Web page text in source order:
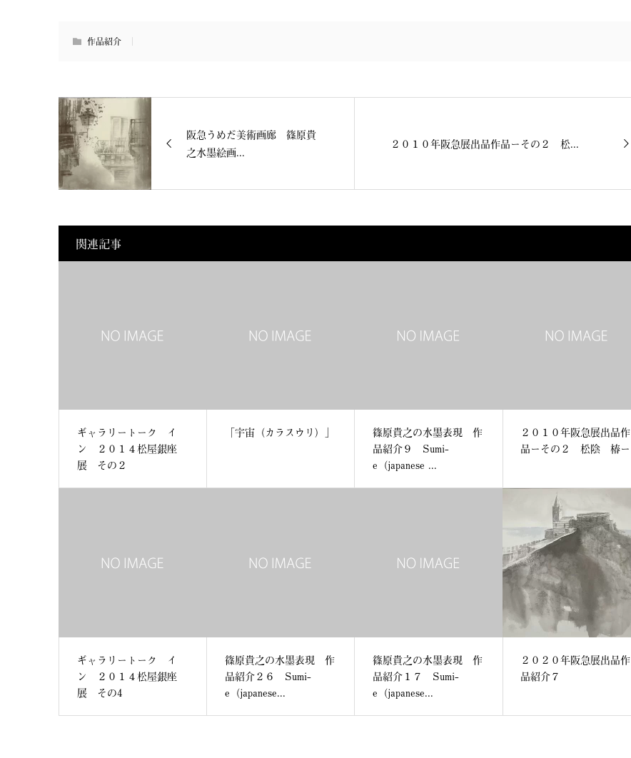
作品紹介
阪急うめだ美術画廊 篠原貴
之水墨絵画...
２０１０年阪急展出品作品ーその２ 松...
関連記事
ギャラリートーク イ
ン ２０１４松屋銀座
展 その２
「宇宙（カラスウリ）」
篠原貴之の水墨表現 作
品紹介９ Sumi-
e（japanese ...
２０１０年阪急展出品作
品ーその２ 松陰 椿ー
ギャラリートーク イ
ン ２０１４松屋銀座
展 その4
篠原貴之の水墨表現 作
品紹介２６ Sumi-
e（japanese...
篠原貴之の水墨表現 作
品紹介１７ Sumi-
e（japanese...
２０２０年阪急展出品作
品紹介７